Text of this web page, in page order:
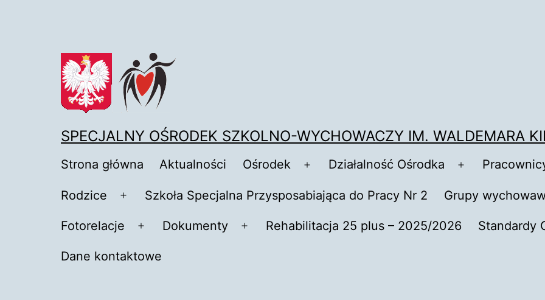
SPECJALNY OŚRODEK SZKOLNO-WYCHOWACZY IM. WALDEMARA
Strona główna Aktualności Ośrodek
Rozwiń
menu
Działalność Ośrodka
Rozwiń
menu
Rodzice
Rozwiń
menu
Szkoła Specjalna Przysposabiająca do Pracy Nr 2 Grupy
Fotorelacje
Rozwiń
menu
Dokumenty
Rozwiń
Rehabilitacja 25 plus – 2025/2026 Standardy
Dane kontaktowe